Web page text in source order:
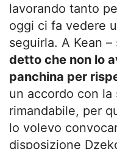
lavorando tanto
oggi ci fa vedere
seguirla. A Kean
detto che non lo
panchina per
un accordo con
rimandabile, per
lo volevo
disposizione